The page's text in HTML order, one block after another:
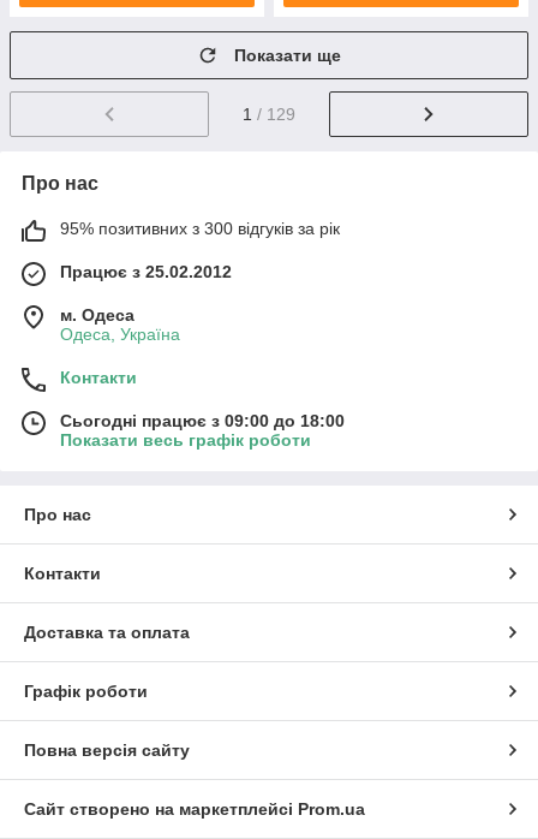
Показати ще
1 / 129
Про нас
95% позитивних з 300 відгуків за рік
Працює з 25.02.2012
м. Одеса
Одеса, Україна
Контакти
Сьогодні працює з 09:00 до 18:00
Показати весь графік роботи
Про нас
Контакти
Доставка та оплата
Графік роботи
Повна версія сайту
Сайт створено на маркетплейсі Prom.ua